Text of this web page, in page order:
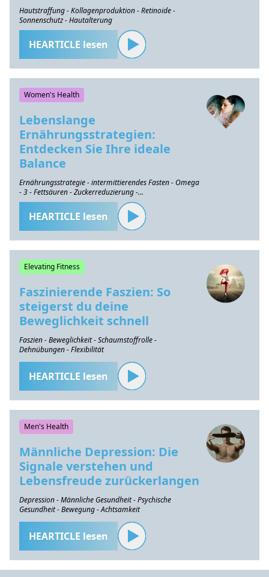
Hautstraffung - Kollagenproduktion - Retinoide -
Sonnenschutz - Hautalterung
HEARTICLE lesen
Women's Health
Lebenslange
Ernährungsstrategien:
Entdecken Sie Ihre ideale
Balance
Ernährungsstrategie - intermittierendes Fasten - Omega
- 3 - Fettsäuren - Zuckerreduzierung -
Gesundheitserhaltung
HEARTICLE lesen
Elevating Fitness
Faszinierende Faszien: So
steigerst du deine
Beweglichkeit schnell
Faszien - Beweglichkeit - Schaumstoffrolle -
Dehnübungen - Flexibilität
HEARTICLE lesen
Men's Health
Männliche Depression: Die
Signale verstehen und
Lebensfreude zurückerlangen
Depression - Männliche Gesundheit - Psychische
Gesundheit - Bewegung - Achtsamkeit
HEARTICLE lesen